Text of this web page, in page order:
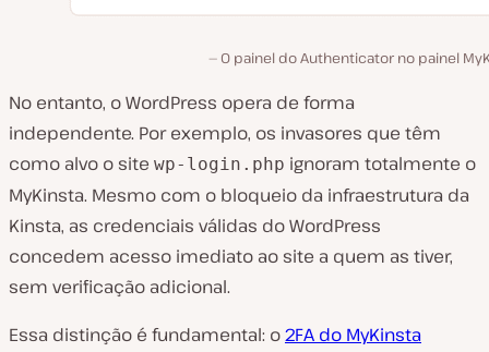
O painel do Authenticator no painel
No entanto, o WordPress opera de forma
independente. Por exemplo, os invasores que têm
como alvo o site wp-login.php ignoram totalmente o
MyKinsta. Mesmo com o bloqueio da infraestrutura da
Kinsta, as credenciais válidas do WordPress
concedem acesso imediato ao site a quem as tiver,
sem verificação adicional.
Essa distinção é fundamental: o2FA do MyKinsta